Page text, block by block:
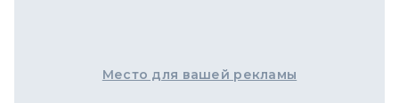
Место для вашей рекламы